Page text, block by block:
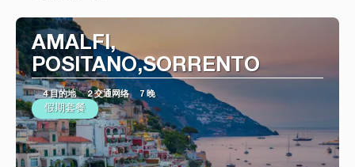
AMALFI,
POSITANO,SORRENTO
4 目的地 2 交通网络 7 晚
假期套餐